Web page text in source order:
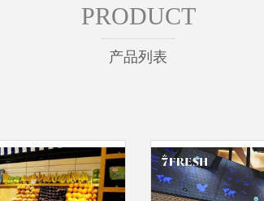
PRODUCT
产品列表